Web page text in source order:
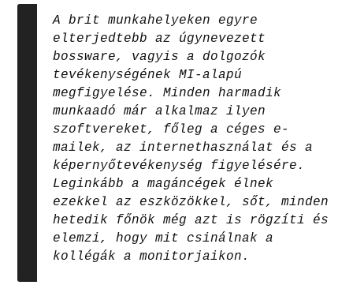
A brit munkahelyeken egyre
elterjedtebb az úgynevezett
bossware, vagyis a dolgozók
tevékenységének MI-alapú
megfigyelése. Minden harmadik
munkaadó már alkalmaz ilyen
szoftvereket, főleg a céges e-
mailek, az internethasználat és a
képernyőtevékenység figyelésére.
Leginkább a magáncégek élnek
ezekkel az eszközökkel, sőt, minden
hetedik főnök még azt is rögzíti és
elemzi, hogy mit csinálnak a
kollégák a monitorjaikon.